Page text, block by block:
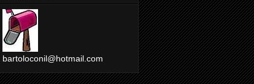
bartoloconil@hotmail.com